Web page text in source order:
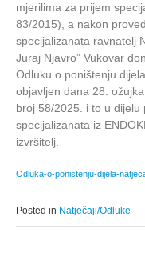
mjerilima za prijem
83/2015), a nakon
specijalizanata ravnatelj
Juraj Njavro” Vukovar
Odluku o poništenju
objavljen dana 28.
broj 58/2025. i to u
specijalizanata iz
izvršitelj.
Odluka-o-ponistenju-dijela-
Posted in Natječaji/Odluke